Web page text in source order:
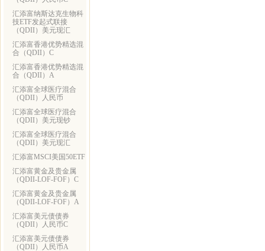
汇添富纳斯达克生物科
技ETF发起式联接
（QDII）美元现汇
汇添富香港优势精选混
合（QDII）C
汇添富香港优势精选混
合（QDII）A
汇添富全球医疗混合
（QDII）人民币
汇添富全球医疗混合
（QDII）美元现钞
汇添富全球医疗混合
（QDII）美元现汇
汇添富MSCI美国50ETF
汇添富黄金及贵金属
（QDII-LOF-FOF）C
汇添富黄金及贵金属
（QDII-LOF-FOF）A
汇添富美元债债券
（QDII）人民币C
汇添富美元债债券
（QDII）人民币A